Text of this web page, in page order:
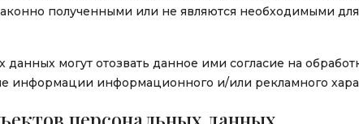
полученными или не являются необходимыми
могут отозвать данное ими согласие на
информации информационного и/или рекламного